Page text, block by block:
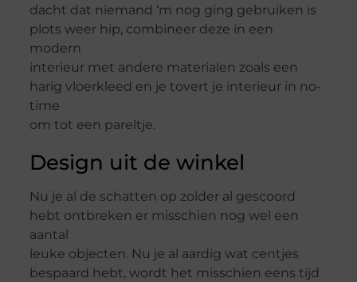
dacht dat niemand ‘m nog ging gebruiken is
plots weer hip, combineer deze in een
modern
interieur met andere materialen zoals een
harig vloerkleed en je tovert je interieur in no-
time
om tot een pareltje.
Design uit de winkel
Nu je al de schatten op zolder al gescoord
hebt ontbreken er misschien nog wel een
aantal
leuke objecten. Nu je al aardig wat centjes
bespaard hebt, wordt het misschien eens tijd